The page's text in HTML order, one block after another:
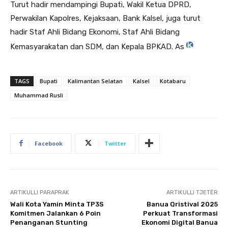
Turut hadir mendampingi Bupati, Wakil Ketua DPRD,
Perwakilan Kapolres, Kejaksaan, Bank Kalsel, juga turut
hadir Staf Ahli Bidang Ekonomi, Staf Ahli Bidang
Kemasyarakatan dan SDM, dan Kepala BPKAD. As
TAGS Bupati Kalimantan Selatan Kalsel
Kotabaru
Muhammad Rusli
Facebook Twitter
ARTIKULLI PARAPRAK
Wali Kota Yamin Minta TP3S
Komitmen Jalankan 6 Poin
Penanganan Stunting
ARTIKULLI TJETËR
Banua Qristival 2025
Perkuat Transformasi
Ekonomi Digital Banua